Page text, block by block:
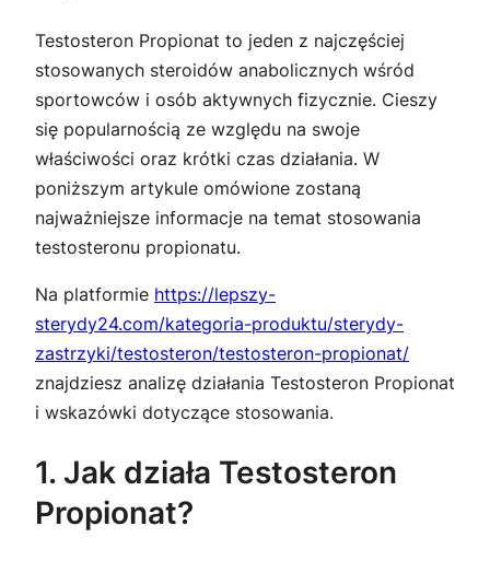
Testosteron Propionat to jeden z najczęściej
stosowanych steroidów anabolicznych wśród
sportowców i osób aktywnych fizycznie. Cieszy
się popularnością ze względu na swoje
właściwości oraz krótki czas działania. W
poniższym artykule omówione zostaną
najważniejsze informacje na temat stosowania
testosteronu propionatu.
Na platformie https://lepszy-
sterydy24.com/kategoria-produktu/sterydy-
zastrzyki/testosteron/testosteron-propionat/
znajdziesz analizę działania Testosteron Propionat
i wskazówki dotyczące stosowania.
1. Jak działa Testosteron
Propionat?